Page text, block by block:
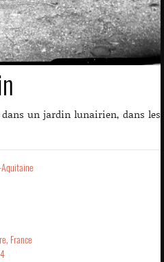
un jardin lunairien, dans les
France